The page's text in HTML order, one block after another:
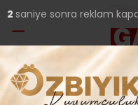
1 saniye sonra reklam